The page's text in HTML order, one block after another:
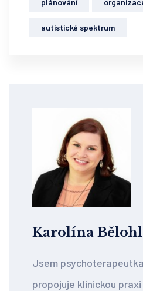
autistické spektrum
Karolína
Jsem
propojuje klinickou